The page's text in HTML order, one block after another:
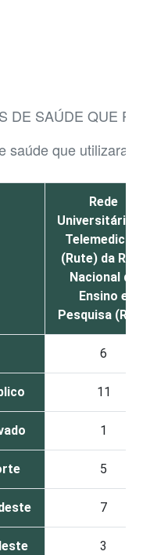
DE SAÚDE QUE
saúde que utilizaram
Rede
Universitária de
Telemedicina
(Rute) da Rede
Nacional de
Ensino e
Pesquisa (RNP)
6
11
1
5
7
3